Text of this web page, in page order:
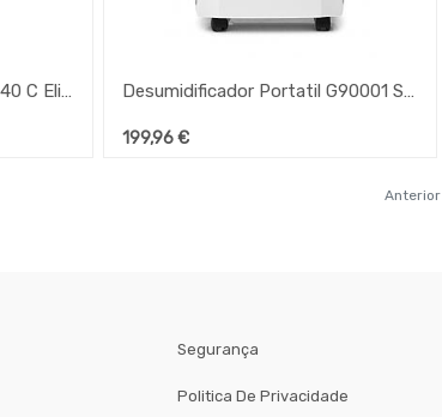
Ventoinha De Pe G5 V004 40 C Elitica Ferrari Desumidificador Portatil G90001 Spugna Ferrari
199,96€
Anterior
Segurança
Politica De Privacidade